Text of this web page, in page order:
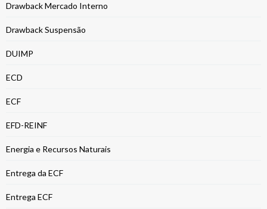
Drawback Mercado Interno
Drawback Suspensão
DUIMP
ECD
ECF
EFD-REINF
Energia e Recursos Naturais
Entrega da ECF
Entrega ECF